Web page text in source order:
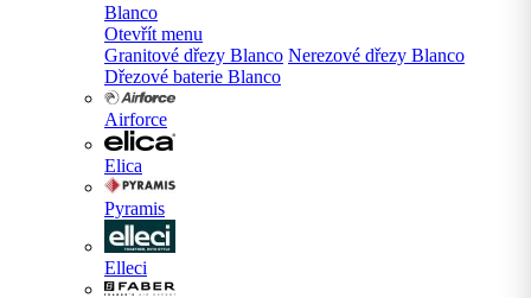
Blanco
Otevřít menu
Granitové dřezy Blanco Nerezové dřezy Blanco
Dřezové baterie Blanco
Airforce
Elica
Pyramis
Elleci